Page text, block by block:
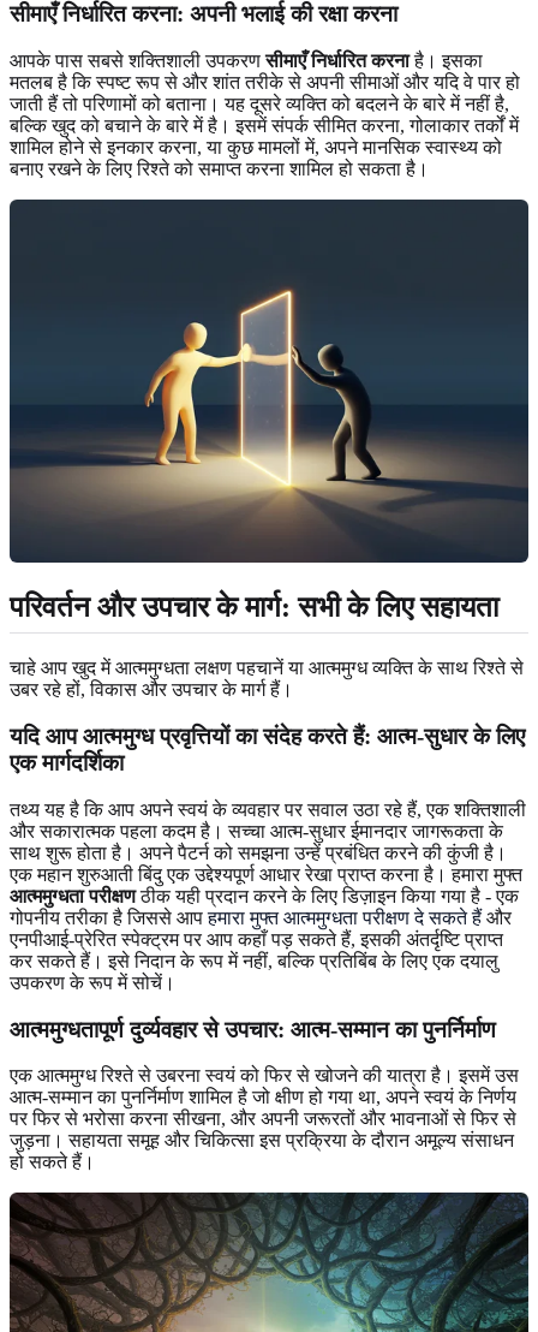
सीमाएँ निर्धारित करना: अपनी भलाई की रक्षा करना
आपके पास सबसे शक्तिशाली उपकरणसीमाएँ निर्धारित करनाहै। इसका
मतलब है कि स्पष्ट रूप से और शांत तरीके से अपनी सीमाओं और यदि वे पार हो
जाती हैं तो परिणामों को बताना। यह दूसरे व्यक्ति को बदलने के बारे में नहीं है,
बल्कि खुद को बचाने के बारे में है। इसमें संपर्क सीमित करना, गोलाकार तर्कों में
शामिल होने से इनकार करना, या कुछ मामलों में, अपने मानसिक स्वास्थ्य को
बनाए रखने के लिए रिश्ते को समाप्त करना शामिल हो सकता है।
परिवर्तन और उपचार के मार्ग: सभी के लिए सहायता
चाहे आप खुद में आत्ममुग्धता लक्षण पहचानें या आत्ममुग्ध व्यक्ति के साथ रिश्ते से
उबर रहे हों, विकास और उपचार के मार्ग हैं।
यदि आप आत्ममुग्ध प्रवृत्तियों का संदेह करते हैं: आत्म-सुधार के लिए
एक मार्गदर्शिका
तथ्य यह है कि आप अपने स्वयं के व्यवहार पर सवाल उठा रहे हैं, एक शक्तिशाली
और सकारात्मक पहला कदम है। सच्चा आत्म-सुधार ईमानदार जागरूकता के
साथ शुरू होता है। अपने पैटर्न को समझना उन्हें प्रबंधित करने की कुंजी है।
एक महान शुरुआती बिंदु एक उद्देश्यपूर्ण आधार रेखा प्राप्त करना है। हमारा मुफ्त
आत्ममुग्धता परीक्षणठीक यही प्रदान करने के लिए डिज़ाइन किया गया है - एक
गोपनीय तरीका है जिससे आपहमारा मुफ्त आत्ममुग्धता परीक्षण दे सकते हैं और
एनपीआई-प्रेरित स्पेक्ट्रम पर आप कहाँ पड़ सकते हैं, इसकी अंतर्दृष्टि प्राप्त
कर सकते हैं। इसे निदान के रूप में नहीं, बल्कि प्रतिबिंब के लिए एक दयालु
उपकरण के रूप में सोचें।
आत्ममुग्धतापूर्ण दुर्व्यवहार से उपचार: आत्म-सम्मान का पुनर्निर्माण
एक आत्ममुग्ध रिश्ते से उबरना स्वयं को फिर से खोजने की यात्रा है। इसमें उस
आत्म-सम्मान का पुनर्निर्माण शामिल है जो क्षीण हो गया था, अपने स्वयं के निर्णय
पर फिर से भरोसा करना सीखना, और अपनी जरूरतों और भावनाओं से फिर से
जुड़ना। सहायता समूह और चिकित्सा इस प्रक्रिया के दौरान अमूल्य संसाधन
हो सकते हैं।